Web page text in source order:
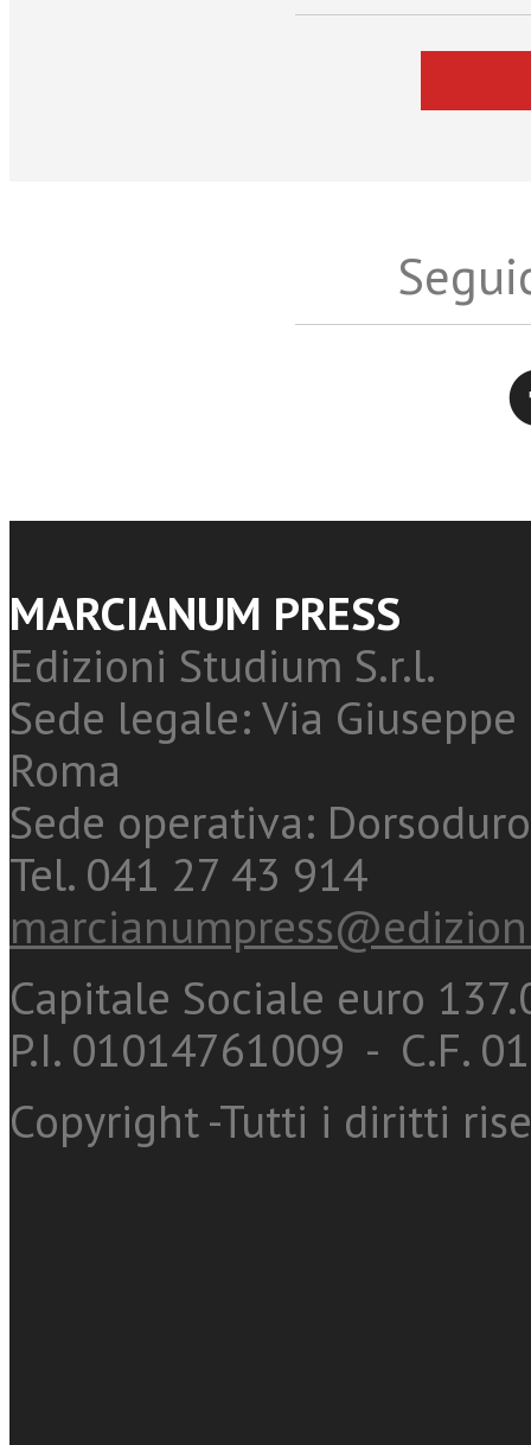
MARCIANUM PRESS
Edizioni Studium S.r.l.
Sede legale: Via
Roma
Sede operativa:
Tel. 041 27 43 914
Capitale Sociale euro
P.I. 01014761009 - C.F.
Copyright -Tutti i diritti